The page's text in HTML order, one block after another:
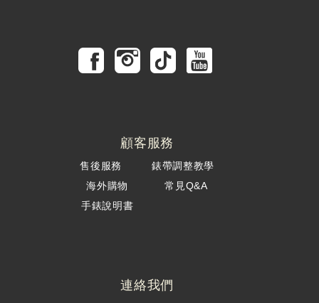
顧客服務
售後服務 錶帶調整教學
海外購物常見Q&A
手錶說明書
連絡我們